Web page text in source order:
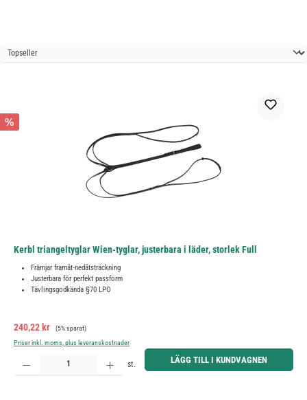
%
Kerbl triangeltyglar Wien-tyglar, justerbara i läder, storlek Full
Främjar framåt-nedåtsträckning
Justerbara för perfekt passform
Tävlingsgodkända §70 LPO
Försäljningspris:
240,22 kr Ordinarie pris:
(5% sparat)
Priser inkl. moms, plus leveranskostnader
Produktkvantitet: Ange önskat belopp eller använd knapparna för att öka eller minska kvantiteten.
st. LÄGG TILL I KUNDVAGNEN